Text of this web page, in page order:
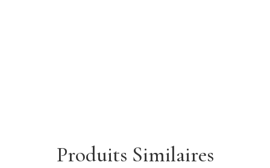
Produits Similaires